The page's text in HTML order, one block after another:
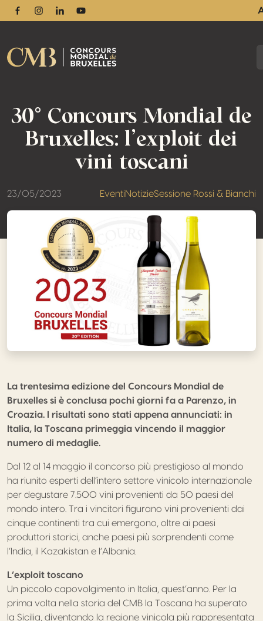
FacebookInstagram
LinkedinYoutube
30° Concours Mondial de
Bruxelles: l’exploit dei
vini toscani
23/05/2023 EventiNotizieSessione Rossi & Bianchi
La trentesima edizione del Concours Mondial de
Bruxelles si è conclusa pochi giorni fa a Parenzo, in
Croazia. I risultati sono stati appena annunciati: in
Italia, la Toscana primeggia vincendo il maggior
numero di medaglie.
Dal 12 al 14 maggio il concorso più prestigioso al mondo
ha riunito esperti dell’intero settore vinicolo internazionale
per degustare 7.500 vini provenienti da 50 paesi del
mondo intero. Tra i vincitori figurano vini provenienti dai
cinque continenti tra cui emergono, oltre ai paesi
produttori storici, anche paesi più sorprendenti come
l’India, il Kazakistan e l’Albania.
L’exploit toscano
Un piccolo capovolgimento in Italia, quest’anno. Per la
prima volta nella storia del CMB la Toscana ha superato
la Sicilia, diventando la regione vinicola più rappresentata